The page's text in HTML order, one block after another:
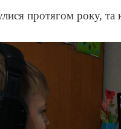
протягом року, та